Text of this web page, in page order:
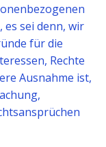
sei denn, wir
für die
Rechte
Ausnahme ist,